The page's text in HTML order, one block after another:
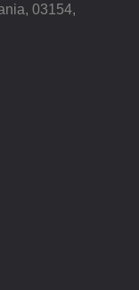
03154,